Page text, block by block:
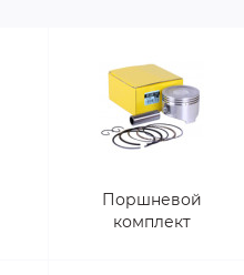
Поршневой
комплект